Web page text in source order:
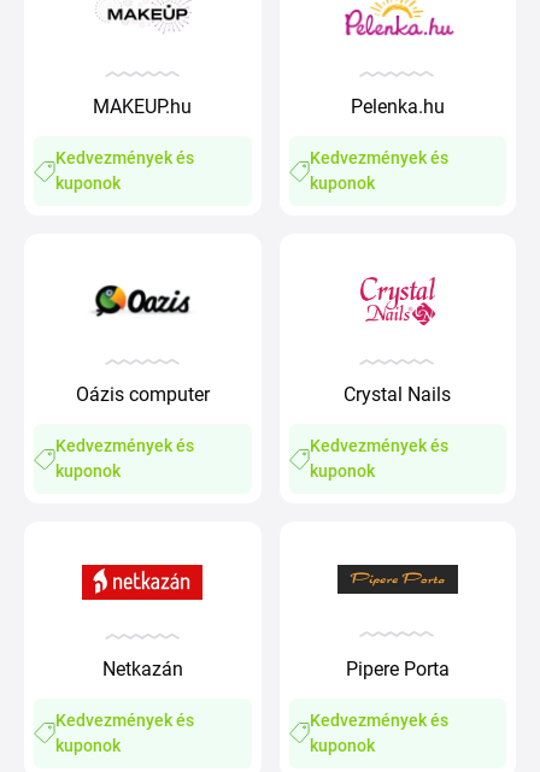
MAKEUP.hu
Kedvezmények és
kuponok
Pelenka.hu
Kedvezmények és
kuponok
Oázis computer
Kedvezmények és
kuponok
Crystal Nails
Kedvezmények és
kuponok
Netkazán
Kedvezmények és
kuponok
Pipere Porta
Kedvezmények és
kuponok